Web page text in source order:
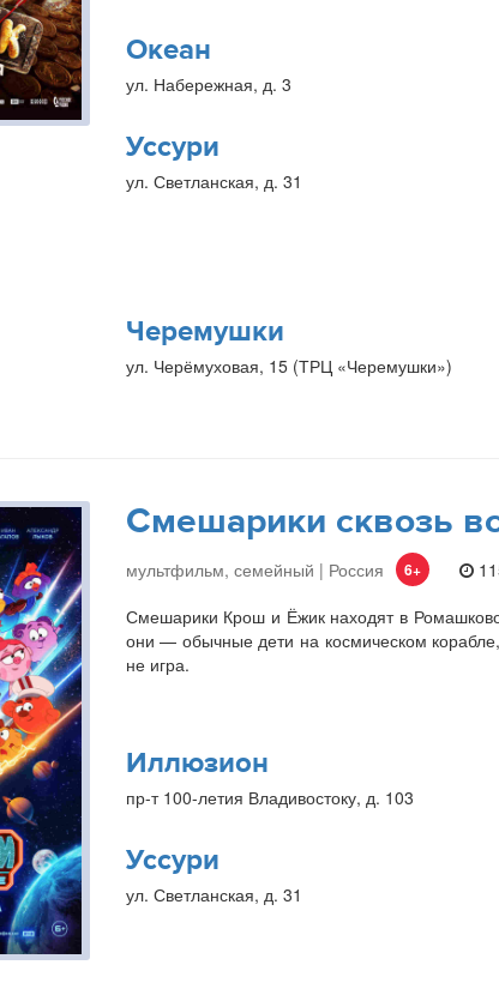
Океан
ул. Набережная, д. 3
Уссури
ул. Светланская, д. 31
Черемушки
ул. Черёмуховая, 15 (ТРЦ «Черемушки»)
Смешарики сквозь
мультфильм, семейный | Россия 6+
Смешарики Крош и Ёжик находят в
они — обычные дети на космическом
не игра.
Иллюзион
пр-т 100-летия Владивостоку, д. 103
Уссури
ул. Светланская, д. 31